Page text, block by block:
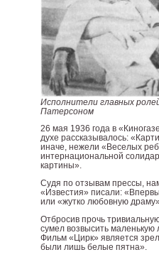
Исполнители главных
Патерсоном
26 мая 1936 года в
духе рассказывалось:
иначе, нежели «Веселых
интернациональной
картины».
Судя по отзывам прессы,
«Известия» писали:
или «жутко любовную
Отбросив прочь
сумел возвысить маленькую
Фильм «Цирк» является
были лишь белые пятна».